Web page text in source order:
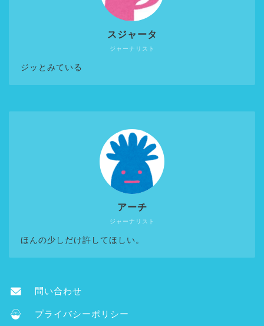
ジャーナリスト
スジャータ
ジッとみている
ジャーナリスト
アーチ
ほんの少しだけ許してほしい。
問い合わせ
プライバシーポリシー